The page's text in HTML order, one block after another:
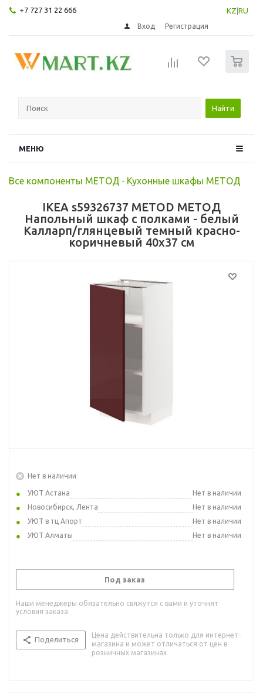
+7 727 31 22 666 KZ RU
Вход Регистрация
Найти
МЕНЮ
Все компоненты МЕТОД - Кухонные шкафы МЕТОД
IKEA s59326737 METOD МЕТОД
Напольный шкаф с полками - белый
Калларп/глянцевый темный красно-
коричневый 40x37 см
Нет в наличии
УЮТ Астана
Нет в наличии
Новосибирск, Лента
Нет в наличии
УЮТ в тц Апорт
Нет в наличии
УЮТ Алматы
Нет в наличии
Под заказ
Наши менеджеры обязательно свяжутся с вами и уточнят
условия заказа
Поделиться
Цена действительна только для интернет-
магазина и может отличаться от цен в
розничных магазинах